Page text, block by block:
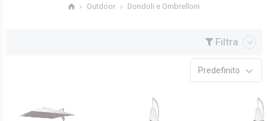
Outdoor Dondoli e Ombrelloni
Filtra
Predefinito